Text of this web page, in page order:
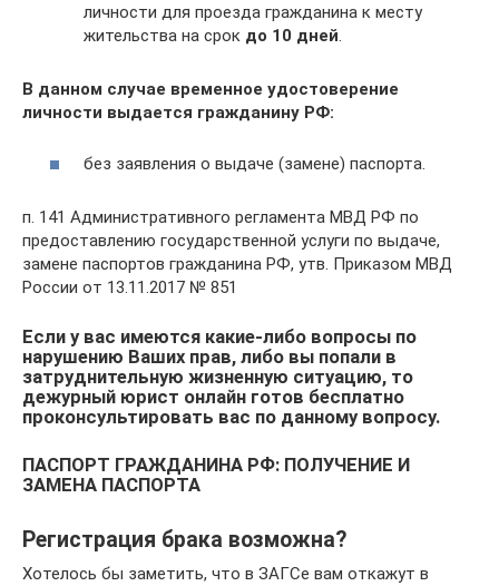
личности для проезда гражданина к месту
жительства на срок до 10 дней.
В данном случае временное удостоверение
личности выдается гражданину РФ:
без заявления о выдаче (замене) паспорта.
п. 141 Административного регламента МВД РФ по
предоставлению государственной услуги по выдаче,
замене паспортов гражданина РФ, утв. Приказом МВД
России от 13.11.2017 № 851
Если у вас имеются какие-либо вопросы по
нарушению Ваших прав, либо вы попали в
затруднительную жизненную ситуацию, то
дежурный юрист онлайн готов бесплатно
проконсультировать вас по данному вопросу.
ПАСПОРТ ГРАЖДАНИНА РФ: ПОЛУЧЕНИЕ И
ЗАМЕНА ПАСПОРТА
Регистрация брака возможна?
Хотелось бы заметить, что в ЗАГСе вам откажут в